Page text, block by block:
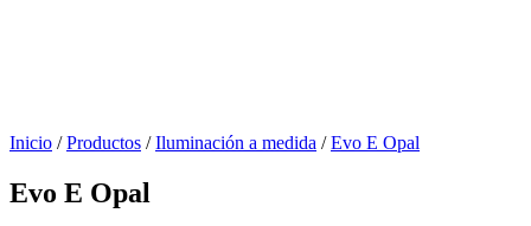
Inicio / Productos / Iluminación a medida / Evo E Opal
Evo E Opal